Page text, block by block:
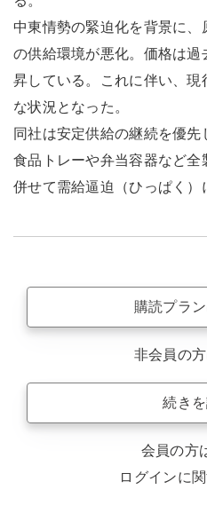
中東情勢の緊迫化を背景に
の供給環境が悪化。価格は過
昇している。これに伴い、
な状況となった。
同社は安定供給の継続を優
食品トレーや弁当容器など全
併せて需給逼迫（ひっぱく）
購読プラ
非会員の
続き
会員の方
ログインに